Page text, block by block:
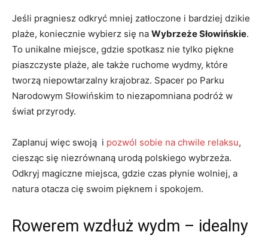
Jeśli pragniesz odkryć mniej zatłoczone⁤ i bardziej dzikie
plaże, koniecznie wybierz się na Wybrzeże Słowińskie.
To unikalne miejsce, gdzie ​spotkasz nie tylko piękne
piaszczyste plaże, ale także ruchome wydmy,⁣ które
tworzą⁢ niepowtarzalny krajobraz. Spacer po⁣ Parku
Narodowym‌ Słowińskim to niezapomniana podróż w
‍świat przyrody.
Zaplanuj więc swoją ⁤ i pozwól sobie na chwile relaksu,
ciesząc ⁤się‌ niezrównaną urodą polskiego wybrzeża.
Odkryj magiczne miejsca, gdzie czas płynie wolniej, a
natura otacza cię swoim pięknem i ⁢spokojem.
Rowerem wzdłuż wydm‍ – idealny